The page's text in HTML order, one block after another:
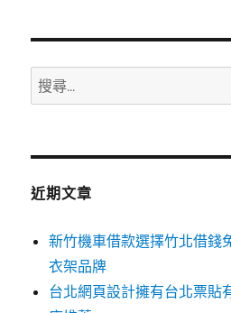
搜
尋
鍵
近期文章
新竹機車借款選擇竹北借錢
衣架品牌
台北網頁設計擁有台北票貼